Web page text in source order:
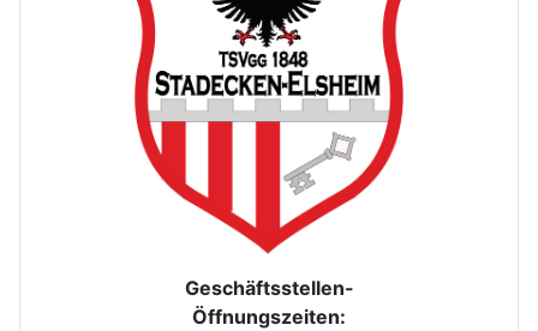
Geschäftsstellen-
Öffnungszeiten: